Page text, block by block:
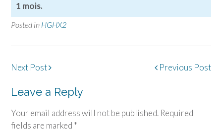
1 mois.
Posted in HGHX2
Post
Previous Post
Next Post
Leave a Reply
Your email address will not be published. Required
fields are marked *